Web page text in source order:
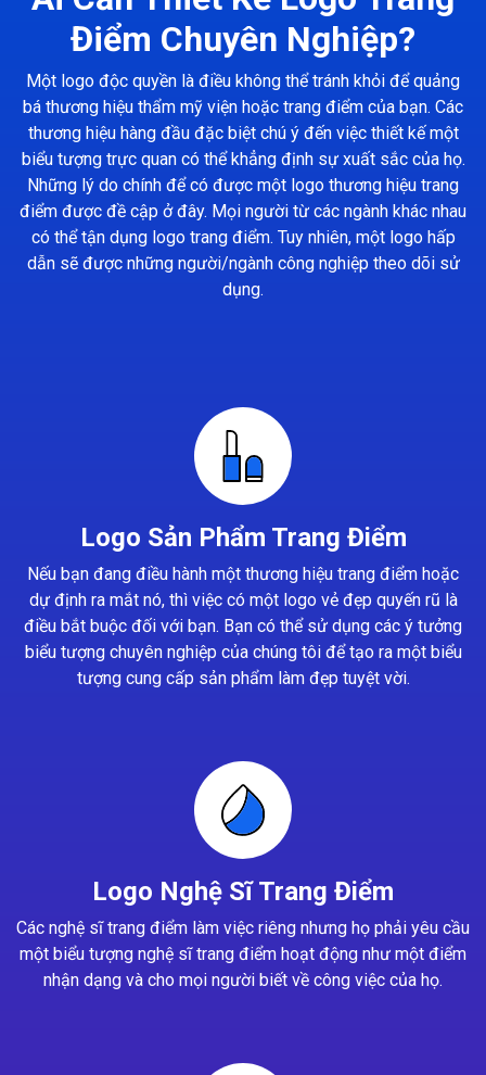
Điểm Chuyên Nghiệp?
Một logo độc quyền là điều không thể tránh khỏi để quảng
bá thương hiệu thẩm mỹ viện hoặc trang điểm của bạn. Các
thương hiệu hàng đầu đặc biệt chú ý đến việc thiết kế một
biểu tượng trực quan có thể khẳng định sự xuất sắc của họ.
Những lý do chính để có được một logo thương hiệu trang
điểm được đề cập ở đây. Mọi người từ các ngành khác nhau
có thể tận dụng logo trang điểm. Tuy nhiên, một logo hấp
dẫn sẽ được những người/ngành công nghiệp theo dõi sử
dụng.
Logo Sản Phẩm Trang Điểm
Nếu bạn đang điều hành một thương hiệu trang điểm hoặc
dự định ra mắt nó, thì việc có một logo vẻ đẹp quyến rũ là
điều bắt buộc đối với bạn. Bạn có thể sử dụng các ý tưởng
biểu tượng chuyên nghiệp của chúng tôi để tạo ra một biểu
tượng cung cấp sản phẩm làm đẹp tuyệt vời.
Logo Nghệ Sĩ Trang Điểm
Các nghệ sĩ trang điểm làm việc riêng nhưng họ phải yêu cầu
một biểu tượng nghệ sĩ trang điểm hoạt động như một điểm
nhận dạng và cho mọi người biết về công việc của họ.